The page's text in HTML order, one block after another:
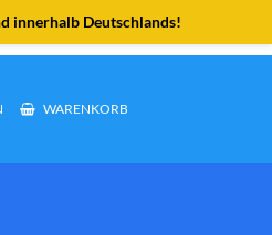
WARENKORB